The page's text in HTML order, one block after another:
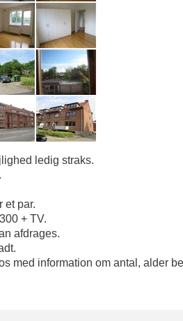
ledig straks.
et par.
+ TV.
afdrages.
med information om antal, alder